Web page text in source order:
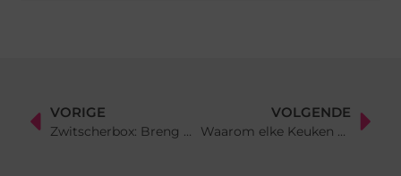
VORIGE
Zwitscherbox: Breng Natuurlijke Sereniteit in Je Leefruimte
VOLGENDE
Waarom elke Keuken een Culinaire Held Verdient!